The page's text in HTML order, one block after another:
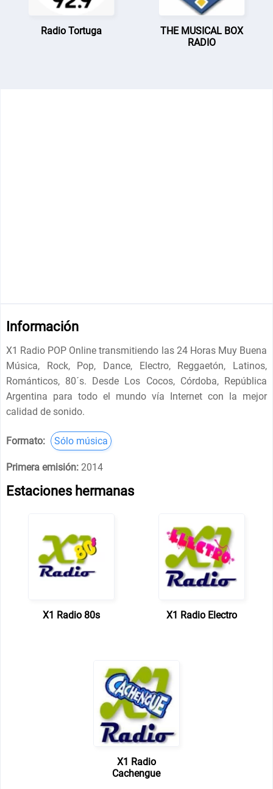
Radio Tortuga
THE MUSICAL BOX
RADIO
Información
X1 Radio POP Online transmitiendo las 24 Horas Muy Buena
Música, Rock, Pop, Dance, Electro, Reggaetón, Latinos,
Románticos, 80´s. Desde Los Cocos, Córdoba, República
Argentina para todo el mundo vía Internet con la mejor
calidad de sonido.
Formato: Sólo música
Primera emisión: 2014
Estaciones hermanas
X1 Radio 80s X1 Radio Electro
X1 Radio
Cachengue